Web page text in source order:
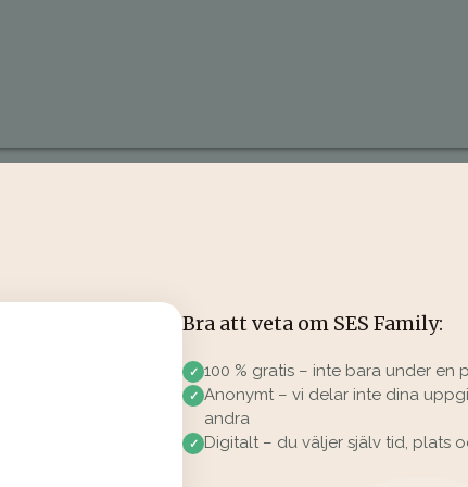
Bra att veta om SES Family:
100 % gratis – inte bara under en
Anonymt – vi delar inte dina
andra
Digitalt – du väljer själv tid, plats